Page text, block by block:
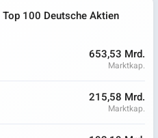
Top 100 Deutsche Aktien
653,53 Mrd.
Marktkap.
215,58 Mrd.
Marktkap.